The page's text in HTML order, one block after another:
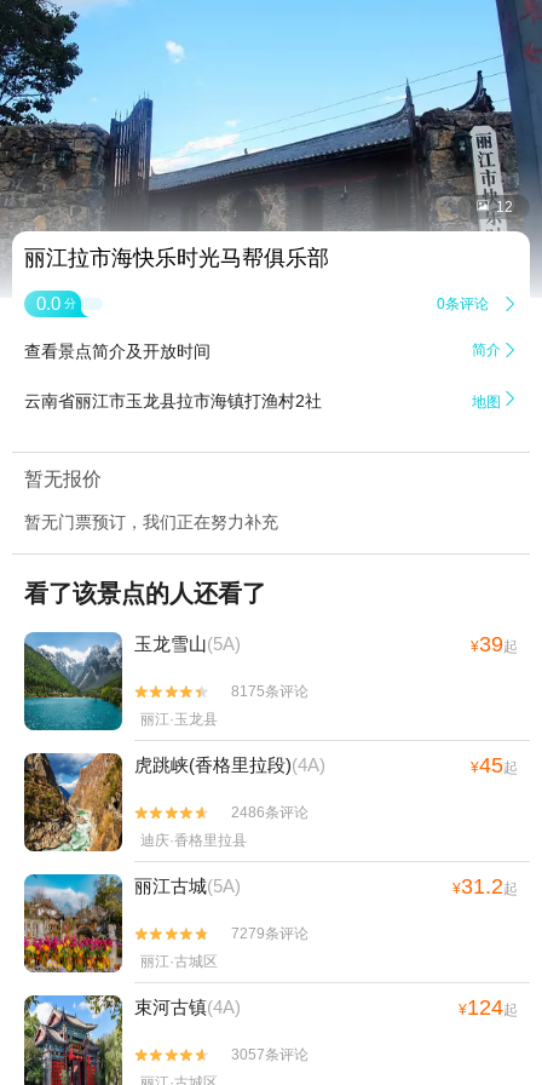
 12
丽江拉市海快乐时光马帮俱乐部
0.0 分 0条评论 
查看景点简介及开放时间 简介 
云南省丽江市玉龙县拉市海镇打渔村2社 地图 
暂无报价
暂无门票预订，我们正在努力补充
看了该景点的人还看了
玉龙雪山(5A) ¥39起


8175条评论
丽江·玉龙县
虎跳峡(香格里拉段)(4A) ¥45起


2486条评论
迪庆·香格里拉县
丽江古城(5A) ¥31.2起


7279条评论
丽江·古城区
束河古镇(4A) ¥124起


3057条评论
